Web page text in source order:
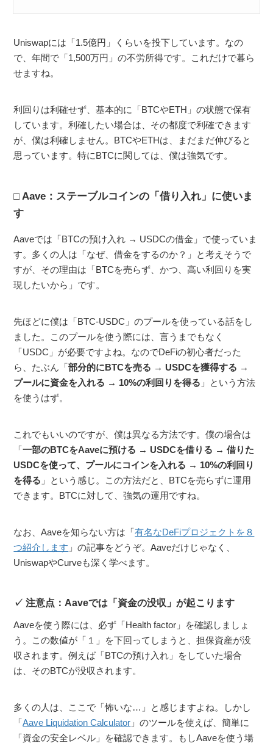
Uniswapには「1.5億円」くらいを投下しています。なの
で、年間で「1,500万円」の不労所得です。これだけで暮ら
せますね。
利回りは利確せず、基本的に「BTCやETH」の状態で保有
しています。利確したい場合は、その都度で利確できます
が、僕は利確しません。BTCやETHは、まだまだ伸びると
思っています。特にBTCに関しては、僕は強気です。
Aave：ステーブルコインの「借り入れ」に使いま
す
Aaveでは「BTCの預け入れ → USDCの借金」で使っていま
す。多くの人は「なぜ、借金をするのか？」と考えそうで
すが、その理由は「BTCを売らず、かつ、高い利回りを実
現したいから」です。
先ほどに僕は「BTC-USDC」のプールを使っている話をし
ました。このプールを使う際には、言うまでもなく
「USDC」が必要ですよね。なのでDeFiの初心者だった
ら、たぶん「部分的にBTCを売る → USDCを獲得する →
プールに資金を入れる → 10%の利回りを得る 」という方法
を使うはず。
これでもいいのですが、僕は異なる方法です。僕の場合は
「一部のBTCをAaveに預ける → USDCを借りる → 借りた
USDCを使って、プールにコインを入れる → 10%の利回り
を得る 」という感じ。この方法だと、BTCを売らずに運用
できます。BTCに対して、強気の運用ですね。
なお、Aaveを知らない方は「有名なDeFiプロジェクトを８
つ紹介します 」の記事をどうぞ。Aaveだけじゃなく、
UniswapやCurveも深く学べます。
注意点：Aaveでは「資金の没収」が起こります
Aaveを使う際には、必ず「Health factor」を確認しましょ
う。この数値が「１」を下回ってしまうと、担保資産が没
収されます。例えば「BTCの預け入れ」をしていた場合
は、そのBTCが没収されます。
多くの人は、ここで「怖いな…」と感じますよね。しかし
「Aave Liquidation Calculator 」のツールを使えば、簡単に
「資金の安全レベル」を確認できます。もしAaveを使う場